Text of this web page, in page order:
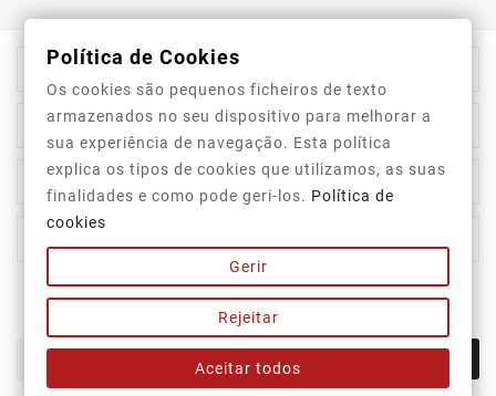
Store Information
Category
Our Company

Newsletter
Política de Cookies
Os cookies são pequenos ficheiros de texto
armazenados no seu dispositivo para melhorar a
sua experiência de navegação. Esta política
explica os tipos de cookies que utilizamos, as suas
finalidades e como pode geri-los. Política de
cookies
Gerir
Rejeitar
Aceitar todos